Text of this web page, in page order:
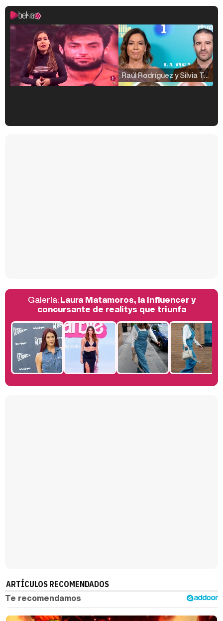
Raúl Rodríguez y Silvia Taulés nos cuentan su papel en 'La familia de la tele'
Manu Baqueiro: "Tuve como referente a Bruce Willis en 'Luz de Luna' para mi trabajo en la serie 'Perdiendo el juicio'"
Galería:Laura Matamoros, la influencer y
concursante de realitys que triunfa
ARTÍCULOS RECOMENDADOS